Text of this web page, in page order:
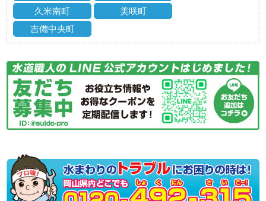
久米南町
美咲町
吉備中央町